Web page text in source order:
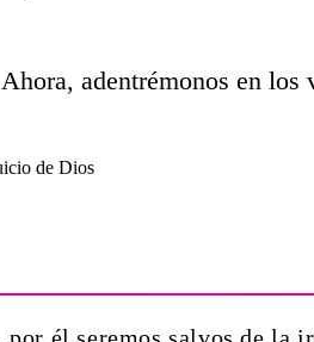
adentrémonos en los